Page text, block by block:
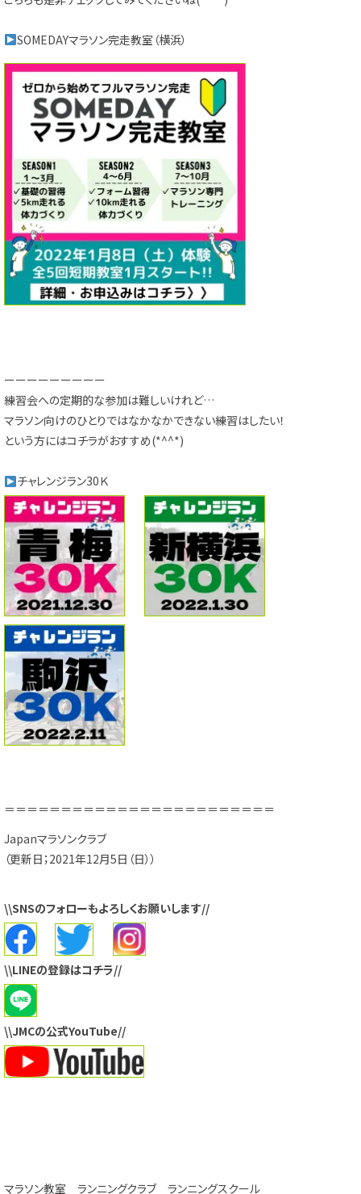
SOMEDAYマラソン完走教室（横浜）
ーーーーーーーーー
練習会への定期的な参加は難しいけれど…
マラソン向けのひとりではなかなかできない練習はしたい！
という方にはコチラがおすすめ(*^^*)
チャレンジラン30Ｋ
＝＝＝＝＝＝＝＝＝＝＝＝＝＝＝＝＝＝＝＝＝＝＝＝
Japanマラソンクラブ
（更新日；2021年12月5日（日））
\\SNSのフォローもよろしくお願いします//
\\LINEの登録はコチラ//
\\JMCの公式YouTube//
マラソン教室 ランニングクラブ ランニングスクール